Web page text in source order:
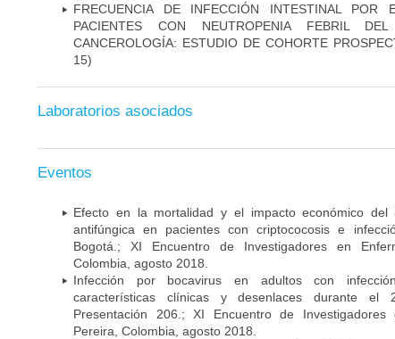
FRECUENCIA DE INFECCIÓN INTESTINAL POR
PACIENTES CON NEUTROPENIA FEBRIL
CANCEROLOGÍA: ESTUDIO DE COHORTE
15)
Laboratorios asociados
Eventos
Efecto en la mortalidad y el impacto económico
antifúngica en pacientes con criptococosis e
Bogotá.; XI Encuentro de Investigadores en
Colombia, agosto 2018.
Infección por bocavirus en adultos con
características clínicas y desenlaces durante el
Presentación 206.; XI Encuentro de Investigadores
Pereira, Colombia, agosto 2018.